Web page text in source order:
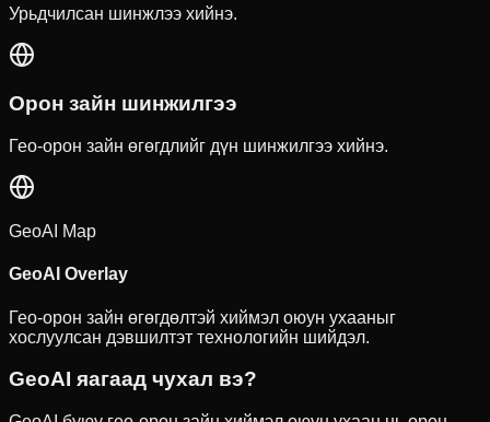
Урьдчилсан шинжлээ хийнэ.
Орон зайн шинжилгээ
Гео-орон зайн өгөгдлийг дүн шинжилгээ хийнэ.
GeoAI Map
GeoAI Overlay
Гео-орон зайн өгөгдөлтэй хиймэл оюун ухааныг
хослуулсан дэвшилтэт технологийн шийдэл.
GeoAI яагаад чухал вэ?